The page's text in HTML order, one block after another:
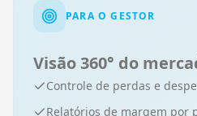
PARA O GESTOR
Visão 360° do
Controle de perdas e
Relatórios de margem por